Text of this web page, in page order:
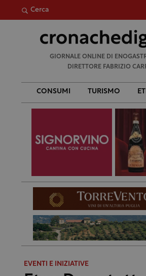
Cerca
per:
GIORNALE ONLINE DI
DIRETTORE FABRIZIO
CONSUMI TURISMO
EVENTI E INIZIATIVE